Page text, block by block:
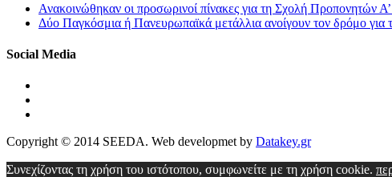
Ανακοινώθηκαν οι προσωρινοί πίνακες για τη Σχολή Προπονητών
Δύο Παγκόσμια ή Πανευρωπαϊκά μετάλλια ανοίγουν τον δρόμο για
Social Media
Copyright © 2014 SEEDA. Web developmet by Datakey.gr
Συνεχίζοντας τη χρήση του ιστότοπου, συμφωνείτε με τη χρήση cookie.